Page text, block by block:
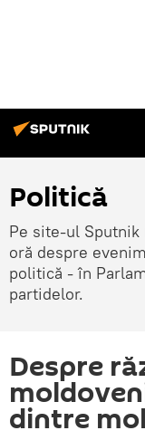
Politică
Pe site-ul
oră despre
politică - în
partidelor.
Despre
dintre